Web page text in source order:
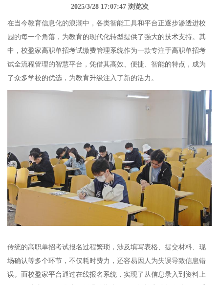
2025/3/28 17:07:47 浏览次
在当今教育信息化的浪潮中，各类智能工具和平台正逐步渗透进校
园的每一个角落，为教育的现代化转型提供了强大的技术支持。其
中，校盈家高职单招考试缴费管理系统作为一款专注于高职单招考
试全流程管理的智慧平台，凭借其高效、便捷、智能的特点，成为
了众多学校的优选，为教育升级注入了新的活力。
传统的高职单招考试报名过程繁琐，涉及填写表格、提交材料、现
场确认等多个环节，不仅耗时费力，还容易因人为失误导致信息错
误。而校盈家平台通过在线报名系统，实现了从信息录入到资料上